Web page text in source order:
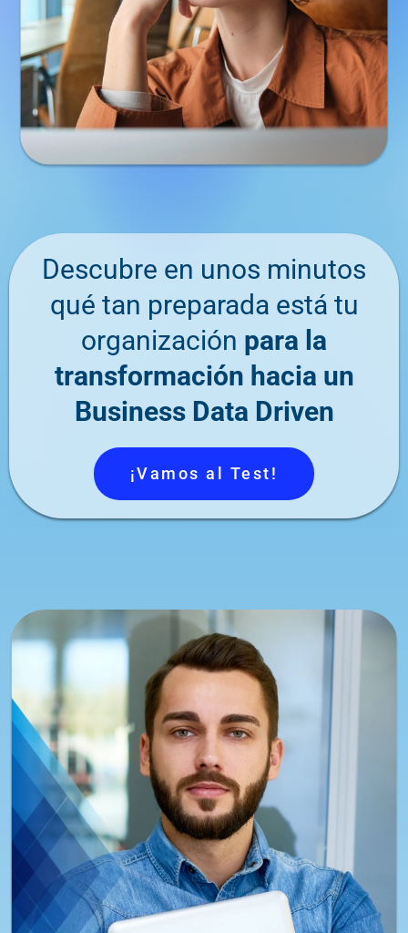
Descubre en unos minutos
qué tan preparada está tu
organización para la
transformación hacia un
Business Data Driven
¡Vamos al Test!